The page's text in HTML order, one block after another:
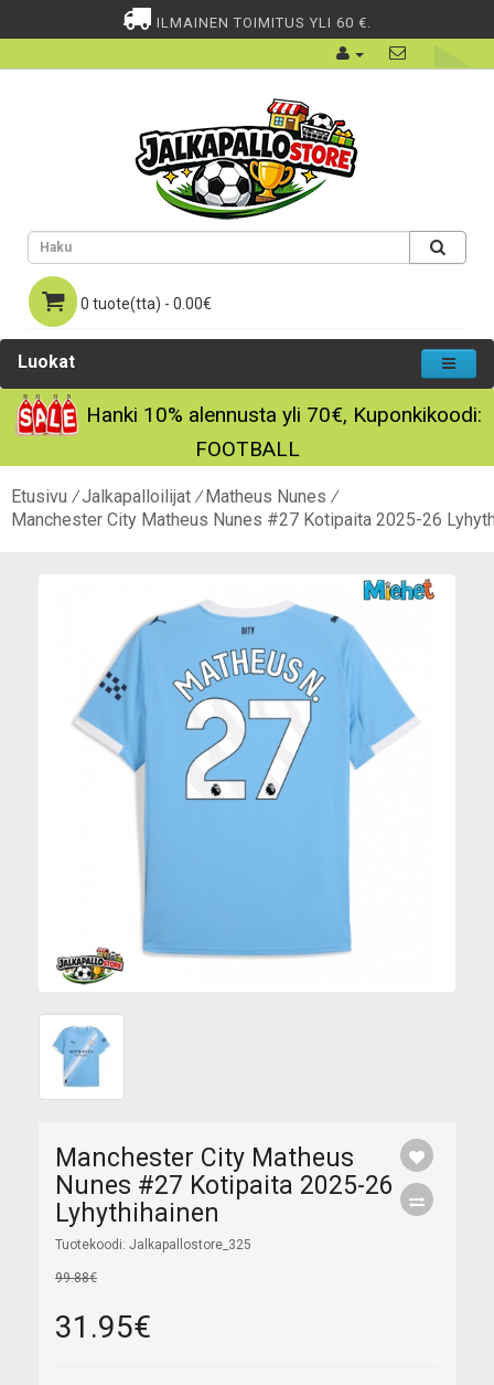
ILMAINEN TOIMITUS YLI 60 €.
0 tuote(tta) - 0.00€
Luokat
Hanki 10% alennusta yli 70€, Kuponkikoodi:
FOOTBALL
Etusivu Jalkapalloilijat
Matheus Nunes
Manchester City Matheus Nunes #27 Kotipaita 2025-26
Manchester City Matheus
Nunes #27 Kotipaita 2025-26
Lyhythihainen
Tuotekoodi: Jalkapallostore_325
99.88€
31.95€